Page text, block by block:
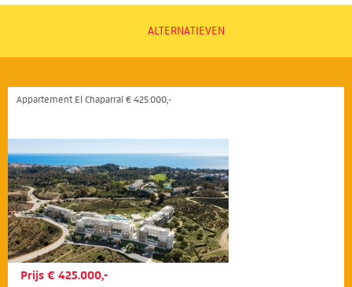
ALTERNATIEVEN
Appartement El Chaparral € 425.000,-
Prijs € 425.000,-